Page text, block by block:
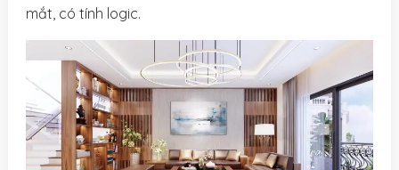
mắt, có tính logic.